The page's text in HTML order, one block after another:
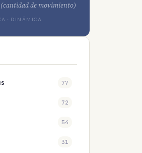
de movimiento)
· DINÁMICA
77
72
54
31